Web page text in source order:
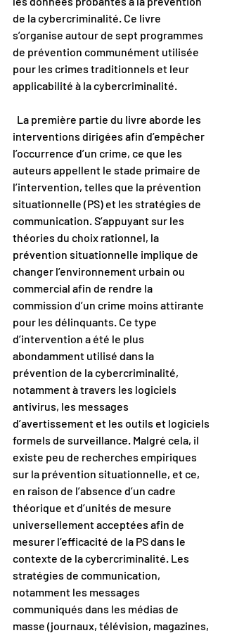
de la cybercriminalité. Ce livre
s’organise autour de sept programmes
de prévention communément utilisée
pour les crimes traditionnels et leur
applicabilité à la cybercriminalité.
interventions dirigées afin d’empêcher
l’occurrence d’un crime, ce que les
auteurs appellent le stade primaire de
l’intervention, telles que la prévention
situationnelle (PS) et les stratégies de
communication. S’appuyant sur les
théories du choix rationnel, la
prévention situationnelle implique de
changer l’environnement urbain ou
commercial afin de rendre la
commission d’un crime moins attirante
pour les délinquants. Ce type
d’intervention a été le plus
abondamment utilisé dans la
prévention de la cybercriminalité,
notamment à travers les logiciels
antivirus, les messages
d’avertissement et les outils et logiciels
formels de surveillance. Malgré cela, il
existe peu de recherches empiriques
sur la prévention situationnelle, et ce,
en raison de l’absence d’un cadre
théorique et d’unités de mesure
universellement acceptées afin de
mesurer l’efficacité de la PS dans le
contexte de la cybercriminalité. Les
stratégies de communication,
notamment les messages
communiqués dans les médias de
masse (journaux, télévision, magazines,